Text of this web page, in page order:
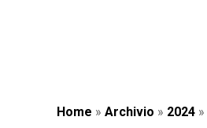
Home » Archivio » 2024 »